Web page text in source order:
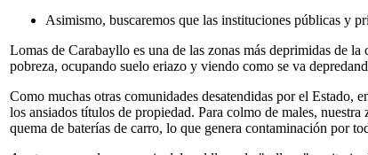
Asimismo, buscaremos que las instituciones públicas y
Lomas de Carabayllo es una de las zonas más deprimidas de
pobreza, ocupando suelo eriazo y viendo como se va
Como muchas otras comunidades desatendidas por el Estado,
los ansiados títulos de propiedad. Para colmo de males,
quema de baterías de carro, lo que genera contaminación por